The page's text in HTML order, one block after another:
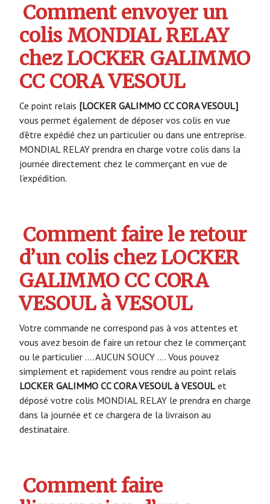
Comment envoyer un
colis MONDIAL RELAY
chez LOCKER GALIMMO
CC CORA VESOUL
Ce point relais [LOCKER GALIMMO CC CORA VESOUL]
vous permet également de déposer vos colis en vue
d’être expédié chez un particulier ou dans une entreprise.
MONDIAL RELAY prendra en charge votre colis dans la
journée directement chez le commerçant en vue de
l’expédition.
Comment faire le retour
d’un colis chez LOCKER
GALIMMO CC CORA
VESOUL à VESOUL
Votre commande ne correspond pas à vos attentes et
vous avez besoin de faire un retour chez le commerçant
ou le particulier …. AUCUN SOUCY …. Vous pouvez
simplement et rapidement vous rendre au point relais
LOCKER GALIMMO CC CORA VESOUL à VESOUL et
déposé votre colis MONDIAL RELAY le prendra en charge
dans la journée et ce chargera de la livraison au
destinataire.
Comment faire